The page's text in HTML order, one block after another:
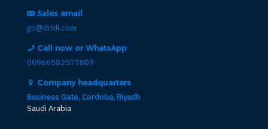
Sales email
go@ibtdi.com
Call now or WhatsApp
00966582577809
Company headquarters
Business Gate, Cordoba, Riyadh
Saudi Arabia